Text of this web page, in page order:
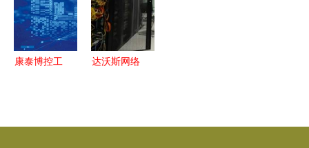
篇章
与应用
康泰博控工
达沃斯网络